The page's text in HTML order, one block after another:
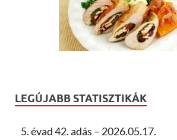
LEGÚJABB STATISZTIKÁK
5. évad 42. adás – 2026.05.17.